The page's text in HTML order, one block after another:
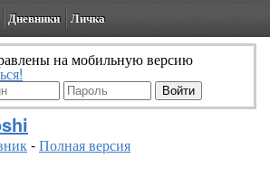
Дневники Личка
на мобильную версию
-Полная версия